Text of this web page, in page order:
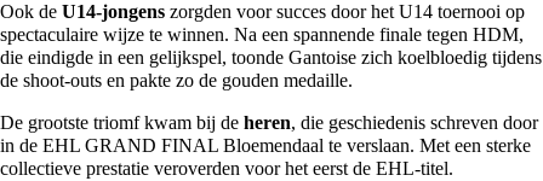
Ook de U14-jongens zorgden voor succes door het U14 toernooi op
spectaculaire wijze te winnen. Na een spannende finale tegen HDM,
die eindigde in een gelijkspel, toonde Gantoise zich koelbloedig tijdens
de shoot-outs en pakte zo de gouden medaille​.
De grootste triomf kwam bij de heren, die geschiedenis schreven door
in de EHL GRAND FINAL Bloemendaal te verslaan. Met een sterke
collectieve prestatie veroverden voor het eerst de EHL-titel.